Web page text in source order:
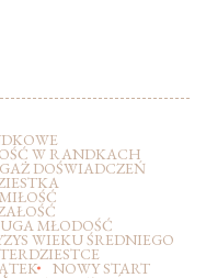
W RANDKACH
DOŚWIADCZEŃ
MŁODOŚĆ
WIEKU ŚREDNIEGO
NOWY START